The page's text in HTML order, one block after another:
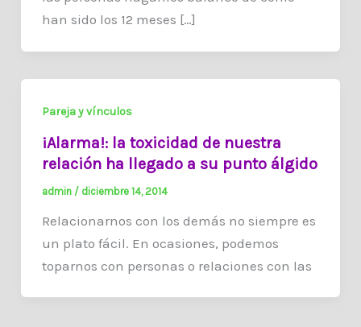
han sido los 12 meses […]
Pareja y vínculos
¡Alarma!: la toxicidad de nuestra
relación ha llegado a su punto álgido
admin / diciembre 14, 2014
Relacionarnos con los demás no siempre es
un plato fácil. En ocasiones, podemos
toparnos con personas o relaciones con las